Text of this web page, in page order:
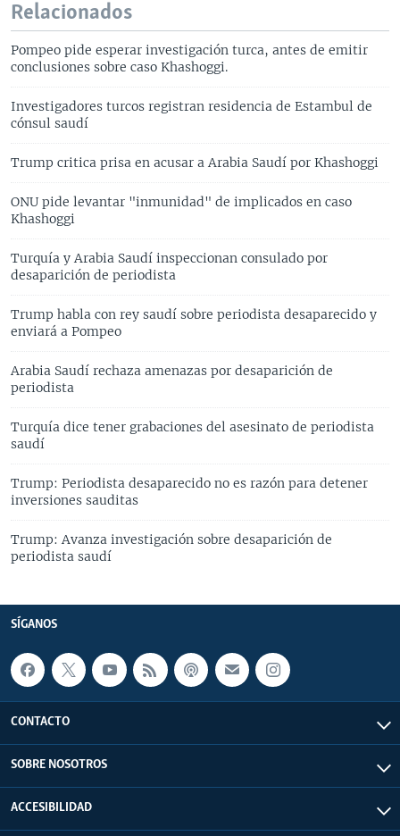
Relacionados
Pompeo pide esperar investigación turca, antes de emitir
conclusiones sobre caso Khashoggi.
Investigadores turcos registran residencia de Estambul de
cónsul saudí
Trump critica prisa en acusar a Arabia Saudí por Khashoggi
ONU pide levantar "inmunidad" de implicados en caso
Khashoggi
Turquía y Arabia Saudí inspeccionan consulado por
desaparición de periodista
Trump habla con rey saudí sobre periodista desaparecido y
enviará a Pompeo
Arabia Saudí rechaza amenazas por desaparición de
periodista
Turquía dice tener grabaciones del asesinato de periodista
saudí
Trump: Periodista desaparecido no es razón para detener
inversiones sauditas
Trump: Avanza investigación sobre desaparición de
periodista saudí
SÍGANOS
CONTACTO
SOBRE NOSOTROS
ACCESIBILIDAD